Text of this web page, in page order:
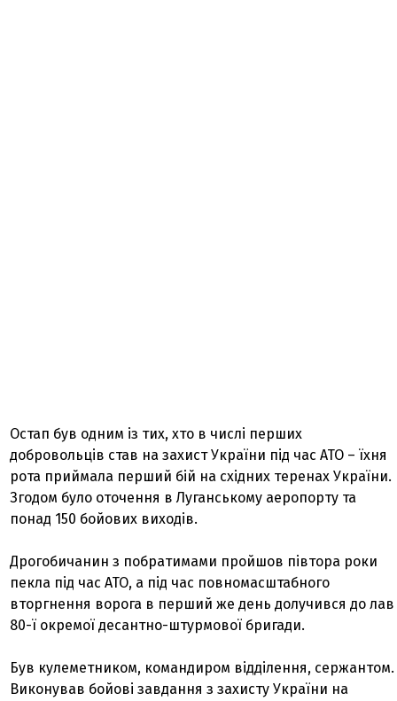
Остап був одним із тих, хто в числі перших
добровольців став на захист України під час АТО – їхня
рота приймала перший бій на східних теренах України.
Згодом було оточення в Луганському аеропорту та
понад 150 бойових виходів.
Дрогобичанин з побратимами пройшов півтора роки
пекла під час АТО, а під час повномасштабного
вторгнення ворога в перший же день долучився до лав
80-ї окремої десантно-штурмової бригади.
Був кулеметником, командиром відділення, сержантом.
Виконував бойові завдання з захисту України на